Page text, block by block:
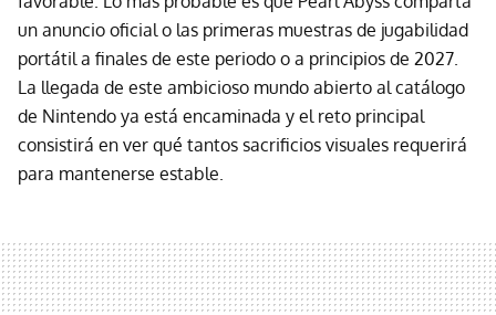
un anuncio oficial o las primeras muestras de jugabilidad
portátil a finales de este periodo o a principios de 2027.
La llegada de este ambicioso mundo abierto al catálogo
de Nintendo ya está encaminada y el reto principal
consistirá en ver qué tantos sacrificios visuales requerirá
para mantenerse estable.